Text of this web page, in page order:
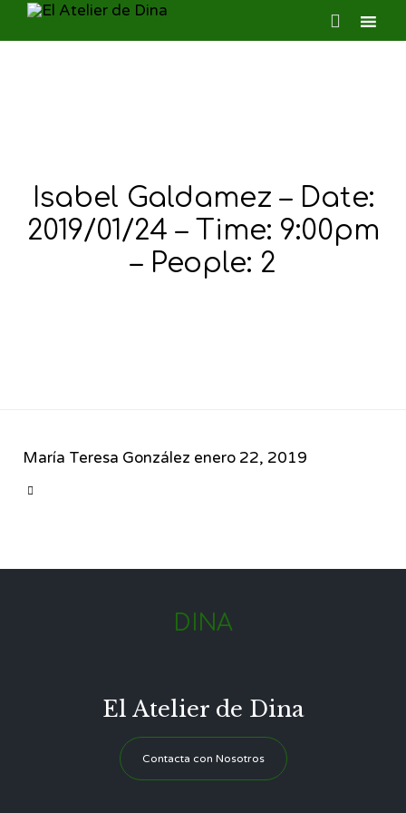

Isabel Galdamez – Date:
2019/01/24 – Time: 9:00pm
– People: 2
María Teresa González enero 22, 2019

DINA
El Atelier de Dina
Contacta con Nosotros